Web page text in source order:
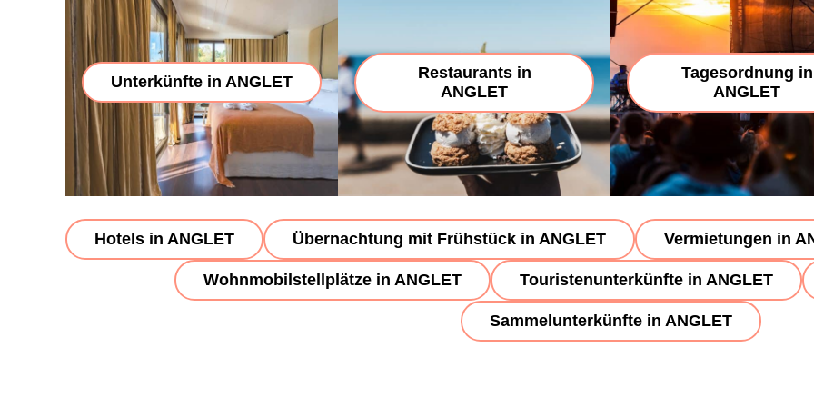
Unterkünfte in ANGLET
Restaurants in
ANGLET
Tagesordnung in
ANGLET
Hotels in ANGLET Übernachtung mit Frühstück in ANGLET Vermietungen in
Wohnmobilstellplätze in ANGLET Touristenunterkünfte in ANGLET
Sammelunterkünfte in ANGLET